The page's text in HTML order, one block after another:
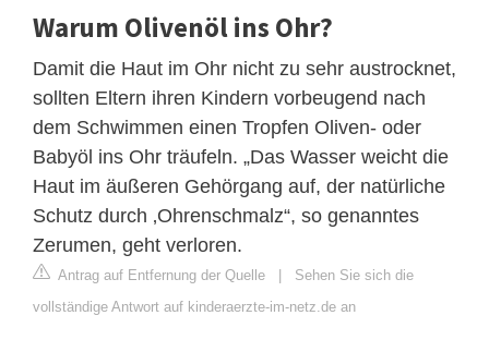
Warum Olivenöl ins Ohr?
Damit die Haut im Ohr nicht zu sehr austrocknet,
sollten Eltern ihren Kindern vorbeugend nach
dem Schwimmen einen Tropfen Oliven- oder
Babyöl ins Ohr träufeln. „Das Wasser weicht die
Haut im äußeren Gehörgang auf, der natürliche
Schutz durch ‚Ohrenschmalz“, so genanntes
Zerumen, geht verloren.
Antrag auf Entfernung der Quelle | Sehen Sie sich die
vollständige Antwort auf kinderaerzte-im-netz.de an